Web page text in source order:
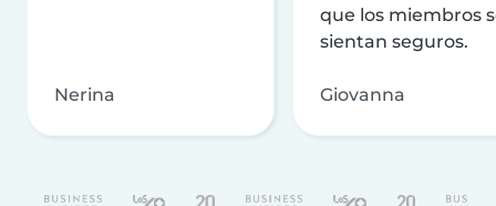
Nerina
que los miembros
sientan seguros.
Giovanna